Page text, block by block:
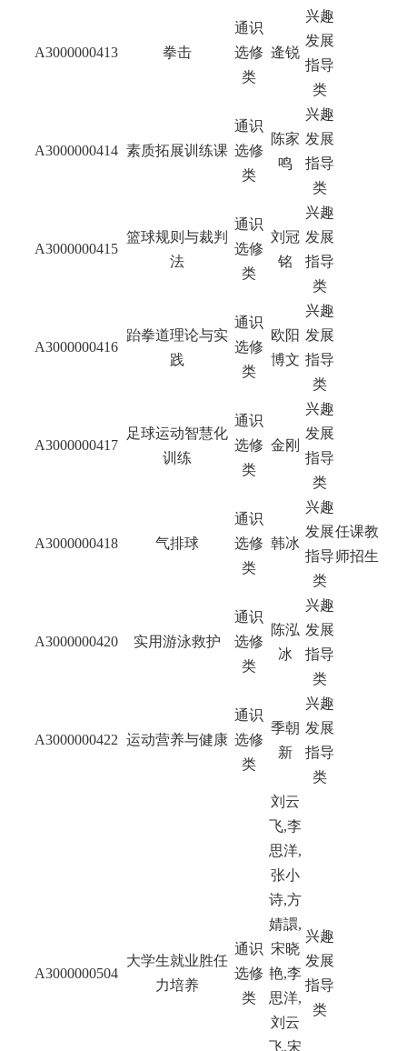
A3000000413 拳击
通识
选修
类
逄锐
兴趣
发展
指导
类
A3000000414 素质拓展训练课
通识
选修
类
陈家
鸣
兴趣
发展
指导
类
A3000000415
篮球规则与裁判
法
通识
选修
类
刘冠
铭
兴趣
发展
指导
类
A3000000416
跆拳道理论与实
践
通识
选修
类
欧阳
博文
兴趣
发展
指导
类
A3000000417
足球运动智慧化
训练
通识
选修
类
金刚
兴趣
发展
指导
类
A3000000418 气排球
通识
选修
类
韩冰
兴趣
发展
指导
类
任课教
师招生
A3000000420 实用游泳救护
通识
选修
类
陈泓
冰
兴趣
发展
指导
类
A3000000422 运动营养与健康
通识
选修
类
季朝
新
兴趣
发展
指导
类
A3000000504
大学生就业胜任
力培养
通识
选修
类
刘云
飞,李
思洋,
张小
诗,方
婧譞,
宋晓
艳,李
思洋,
刘云
飞,宋
兴趣
发展
指导
类